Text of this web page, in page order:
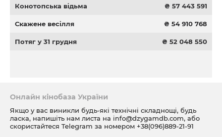
Конотопська відьма ₴ 57 443 591
Скажене весілля ₴ 54 910 768
Потяг у 31 грудня ₴ 52 048 550
Онлайн кінобаза України
Якщо у вас виникли будь-які технічні складнощі, будь
ласка, напишіть нам листа на info@dzygamdb.com, або
скористайтеся Telegram за номером +38(096)889-21-91